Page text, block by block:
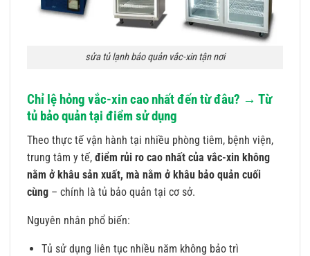
sửa tủ lạnh bảo quản vắc-xin tận nơi
Chỉ lệ hỏng vắc-xin cao nhất đến từ đâu? → Từ
tủ bảo quản tại điểm sử dụng
Theo thực tế vận hành tại nhiều phòng tiêm, bệnh viện,
trung tâm y tế, điểm rủi ro cao nhất của vắc-xin không
nằm ở khâu sản xuất, mà nằm ở khâu bảo quản cuối
cùng – chính là tủ bảo quản tại cơ sở.
Nguyên nhân phổ biến:
Tủ sử dụng liên tục nhiều năm không bảo trì